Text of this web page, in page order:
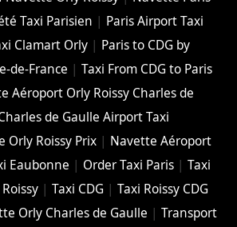
Taxi Parisien | Paris Airport Taxi
Clamart Orly| Paris to CDG by
de-France | Taxi From CDG to Paris
Aéroport Orly Roissy Charles de
de Gaulle Airport Taxi
Orly Roissy Prix | Navette Aéroport
Eaubonne | Order Taxi Paris |Taxi
|Taxi CDG |Taxi Roissy CDG
Orly Charles de Gaulle |Transport